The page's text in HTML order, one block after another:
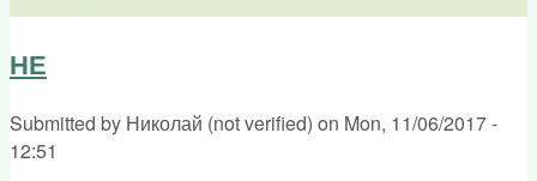
НЕ
Submitted by Николай (not verified) on Mon, 11/06/2017 -
12:51